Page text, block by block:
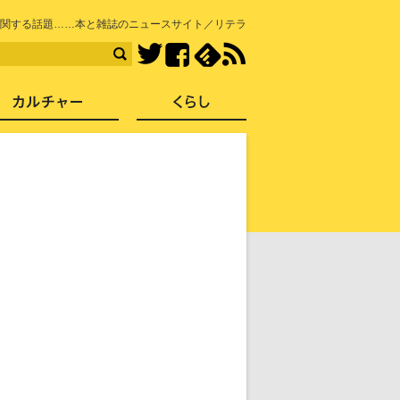
する話題……本と雑誌のニュースサイト／リテラ
TwitterFacebook
社会